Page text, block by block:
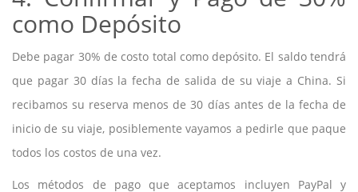
como Depósito
Debe pagar 30% de costo total como depósito. El saldo tendrá
que pagar 30 días la fecha de salida de su viaje a China. Si
recibamos su reserva menos de 30 días antes de la fecha de
inicio de su viaje, posiblemente vayamos a pedirle que paque
todos los costos de una vez.
Los métodos de pago que aceptamos incluyen PayPal y